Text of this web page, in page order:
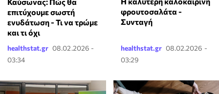
επιτύχουμε σωστή
ενυδάτωση - Τι να τρώμε
και τι όχι
healthstat.gr 08.02.2026 -
03:34
φρουτοσαλάτα -
Συνταγή
healthstat.gr 08.02.2026 -
03:29